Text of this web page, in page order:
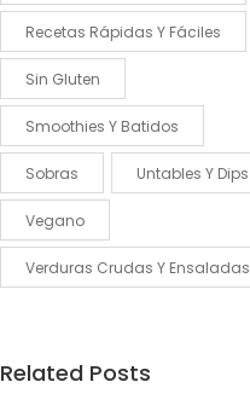
Recetas Rápidas Y Fáciles
Sin Gluten
Smoothies Y Batidos
Sobras Untables Y Dips
Vegano
Verduras Crudas Y Ensaladas
Related Posts